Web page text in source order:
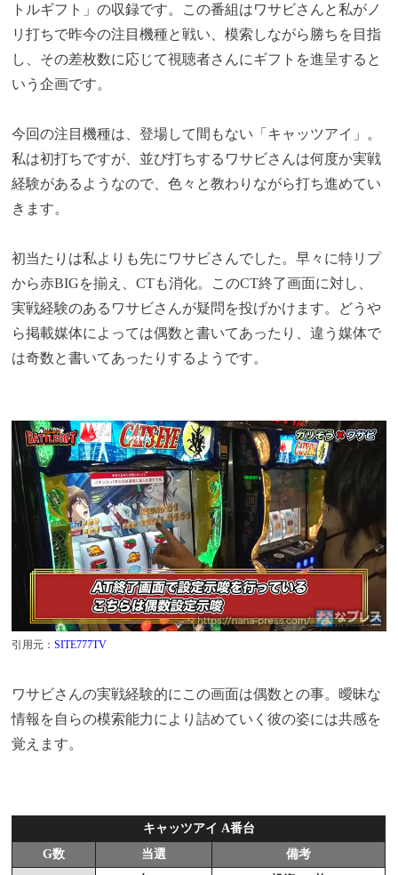
トルギフト」の収録です。この番組はワサビさんと私がノ
リ打ちで昨今の注目機種と戦い、模索しながら勝ちを目指
し、その差枚数に応じて視聴者さんにギフトを進呈すると
いう企画です。
今回の注目機種は、登場して間もない「キャッツアイ」。
私は初打ちですが、並び打ちするワサビさんは何度か実戦
経験があるようなので、色々と教わりながら打ち進めてい
きます。
初当たりは私よりも先にワサビさんでした。早々に特リプ
から赤BIGを揃え、CTも消化。このCT終了画面に対し、
実戦経験のあるワサビさんが疑問を投げかけます。どうや
ら掲載媒体によっては偶数と書いてあったり、違う媒体で
は奇数と書いてあったりするようです。
引用元：SITE777TV
ワサビさんの実戦経験的にこの画面は偶数との事。曖昧な
情報を自らの模索能力により詰めていく彼の姿には共感を
覚えます。
キャッツアイ A番台
G数
当選
備考